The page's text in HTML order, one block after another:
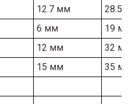
12.7 мм
28.58
6 мм
19 мм
12 мм
32 мм
15 мм
35 мм